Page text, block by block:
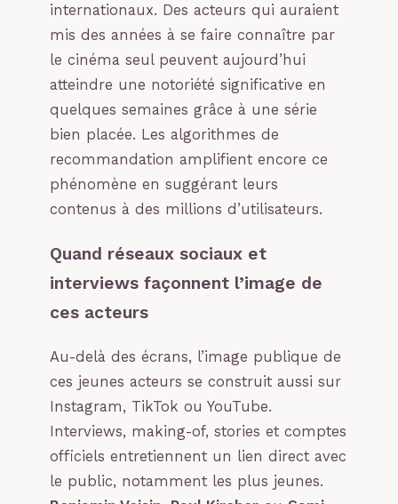
internationaux. Des acteurs qui auraient
mis des années à se faire connaître par
le cinéma seul peuvent aujourd’hui
atteindre une notoriété significative en
quelques semaines grâce à une série
bien placée. Les algorithmes de
recommandation amplifient encore ce
phénomène en suggérant leurs
contenus à des millions d’utilisateurs.
Quand réseaux sociaux et
interviews façonnent l’image de
ces acteurs
Au-delà des écrans, l’image publique de
ces jeunes acteurs se construit aussi sur
Instagram, TikTok ou YouTube.
Interviews, making-of, stories et comptes
officiels entretiennent un lien direct avec
le public, notamment les plus jeunes.